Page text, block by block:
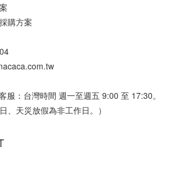
購方案
服：台灣時間 週一至週五 9:00 至 17:30。
、天災放假為非工作日。）